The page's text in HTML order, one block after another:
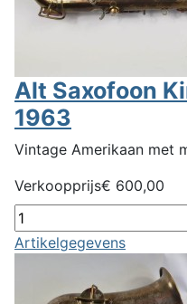
Alt Saxofoon
1963
Vintage Amerikaan met
Verkoopprijs€ 600,00
Artikelgegevens